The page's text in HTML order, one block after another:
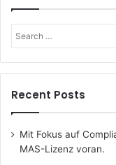
Recent Posts
Mit Fokus auf
MAS-Lizenz voran.